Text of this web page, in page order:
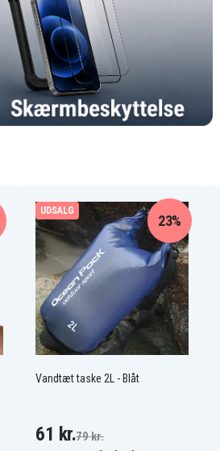
UDSALG
Vandtæt taske 2L - Blåt
23%
61 kr.79 kr.